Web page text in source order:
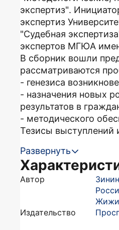
экспертиз".
экспертиз
"Судебная
экспертов МГЮА
В сборник вошли
рассматриваются
- генезиса
- назначения новых
результатов в
- методического
Тезисы выступлений
Развернуть
Автор
Издательство